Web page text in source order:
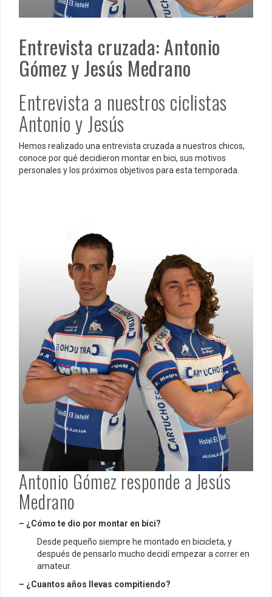
Entrevista cruzada: Antonio
Gómez y Jesús Medrano
Entrevista a nuestros ciclistas
Antonio y Jesús
Hemos realizado una entrevista cruzada a nuestros chicos,
conoce por qué decidieron montar en bici, sus motivos
personales y los próximos objetivos para esta temporada.
Antonio Gómez responde a Jesús
Medrano
– ¿Cómo te dio por montar en bici?
Desde pequeño siempre he montado en bicicleta, y
después de pensarlo mucho decidí empezar a correr en
amateur.
– ¿Cuantos años llevas compitiendo?